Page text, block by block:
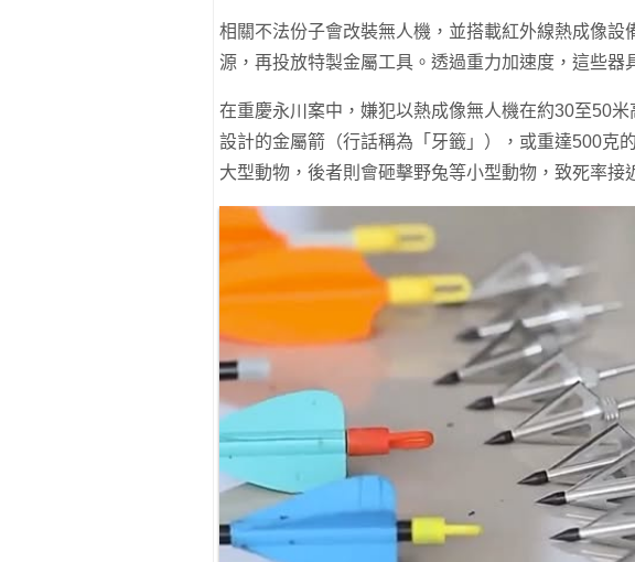
相關不法份子會改裝無人機，並搭載紅外線熱成像設
源，再投放特製金屬工具。透過重力加速度，這些器
在重慶永川案中，嫌犯以熱成像無人機在約30至50
設計的金屬箭（行話稱為「牙籤」），或重達500克
大型動物，後者則會砸擊野兔等小型動物，致死率接